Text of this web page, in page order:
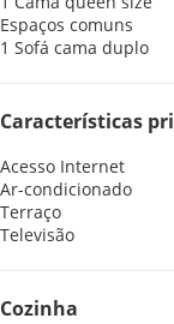
Espaços comuns
1 Sofá cama duplo
Características
Acesso Internet
Ar-condicionado
Terraço
Televisão
Cozinha